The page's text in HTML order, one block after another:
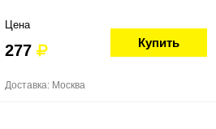
Цена
277 Купить
Доставка: Москва